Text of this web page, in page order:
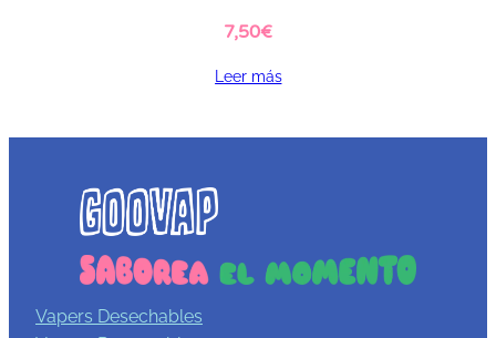
7,50€
Leer más
Vapers Desechables